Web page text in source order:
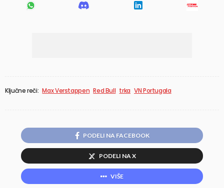
Ključne reči: Max Verstappen Red Bull trka VN Portugala
PODELI NA FACEBOOK
PODELI NA X
VIŠE